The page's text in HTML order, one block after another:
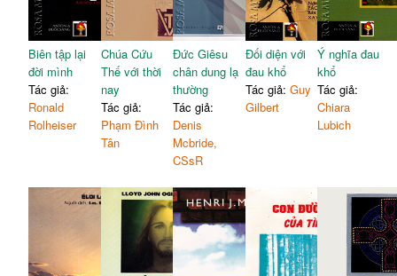
Biên tập lại
đời mình
Tác giả:
Ronald
Rolheiser
Chúa Cứu
Thế với thời
nay
Tác giả:
Phạm Đình
Tân
Đức Giêsu
chân dung lạ
thường
Tác giả:
Denis
Mcbride,
CSsR
Đối diện với
đau khổ
Tác giả: Guy
Gilbert
Ý nghĩa đau
khổ
Tác giả:
Chiara
Lubich